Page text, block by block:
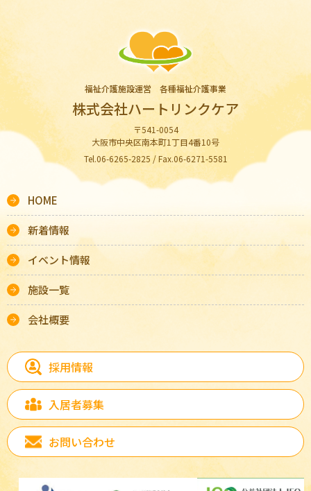
福祉介護施設運営 各種福祉介護事業
株式会社ハートリンクケア
〒541-0054
大阪市中央区南本町1丁目4番10号
Tel.06-6265-2825 / Fax.06-6271-5581
HOME
新着情報
イベント情報
施設一覧
会社概要
採用情報
入居者募集
お問い合わせ